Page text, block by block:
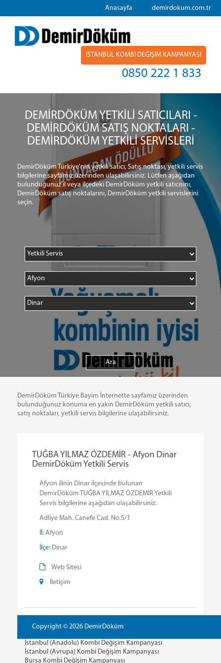
demirdokum.com.tr
Anasayfa
İSTANBUL KOMBİ DEĞİŞİM KAMPANYASI
0850 222 1 833
DEMİRDÖKÜM YETKİLİ SATICILARI -
DEMİRDÖKÜM SATIŞ NOKTALARI -
DEMİRDÖKÜM YETKİLİ SERVİSLERİ
DemirDöküm Türkiye'nin yetkili satıcı, Satış noktası, yetkili servis
bilgilerine sayfamız üzerinden ulaşabilirsiniz. Lütfen aşağıdan
bulunduğunuz il veya ilçedeki DemirDöküm yetkili satıcısını,
DemirDöküm satış noktalarını, DemirDöküm yetkili servislerini
seçin.
DemirDöküm Türkiye Bayim İnternette sayfamız üzerinden
bulunduğunuz konuma en yakın DemirDöküm yetkili satıcı,
satış noktaları, yetkili servis bilgilerine ulaşabilirsiniz.
TUĞBA YILMAZ ÖZDEMİR - Afyon Dinar
DemirDöküm Yetkili Servis
Afyon ilinin Dinar ilçesinde bulunan
DemirDöküm TUĞBA YILMAZ ÖZDEMİR Yetkili
Servis bilgilerine aşağıdan ulaşabilirsiniz.
Adliye Mah. Canefe Cad. No:5/1
İl: Afyon
İlçe: Dinar
Web Sitesi
İletişim
Copyright © 2026 DemirDöküm
İstanbul (Anadolu) Kombi Değişim Kampanyası
İstanbul (Avrupa) Kombi Değişim Kampanyası
Bursa Kombi Değişim Kampanyası